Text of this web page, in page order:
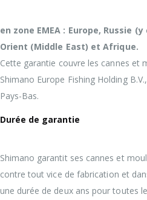
en zone EMEA : Europe, Russie
Orient (Middle East) et Afrique.
Cette garantie couvre les cannes et
Shimano Europe Fishing Holding
Pays-Bas.
Durée de garantie
Shimano garantit ses cannes et
contre tout vice de fabrication et
une durée de deux ans pour toutes